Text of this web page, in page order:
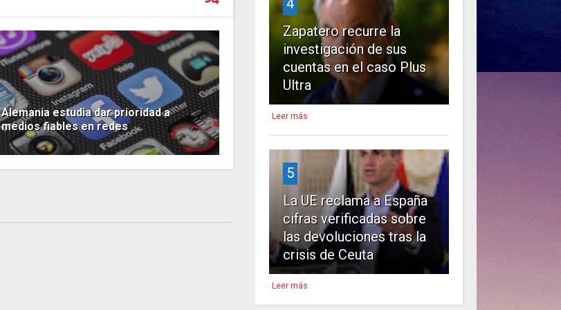
Alemania estudia dar prioridad a
medios fiables en redes
Zapatero recurre la
investigación de sus
cuentas en el caso Plus
Ultra
Leer más
5
La UE reclama a España
cifras verificadas sobre
las devoluciones tras la
crisis de Ceuta
Leer más